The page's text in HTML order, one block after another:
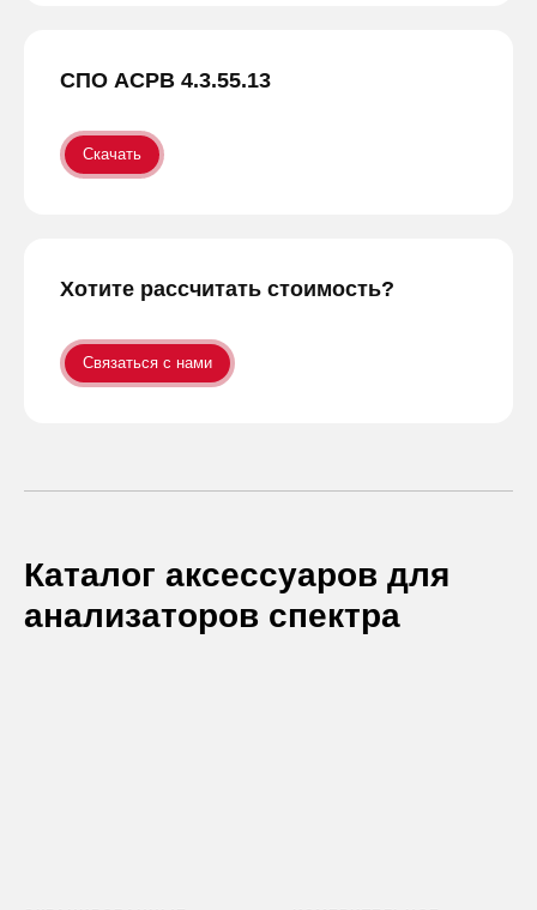
СПО АСРВ 4.3.55.13
Скачать
Хотите рассчитать стоимость?
Связаться с нами
Каталог аксессуаров для
анализаторов спектра